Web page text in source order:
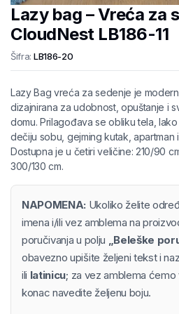
Lazy bag – Vreća za
CloudNest LB186-11
Šifra: LB186-20
Lazy Bag vreća za sedenje je
dizajnirana za udobnost, opuštanje i
domu. Prilagođava se obliku tela,
dečiju sobu, gejming kutak, apartman
Dostupna je u četiri veličine: 210/90
300/130 cm.
NAPOMENA: Ukoliko želite
imena i/ili vez amblema na
poručivanja u polju „Beleške
obavezno upišite željeni tekst i
ili latinicu; za vez amblema ćemo
konac navedite željenu boju.